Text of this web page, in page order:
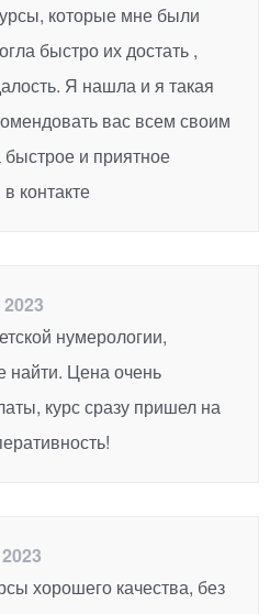
которые мне были
быстро их достать ,
Я нашла и я такая
вас всем своим
и приятное
контакте
нумерологии,
найти. Цена очень
курс сразу пришел на
хорошего качества, без